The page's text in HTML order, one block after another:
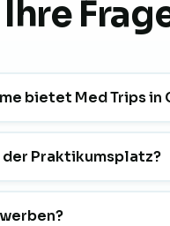
Ihre
bietet Med Trips in
Praktikumsplatz?